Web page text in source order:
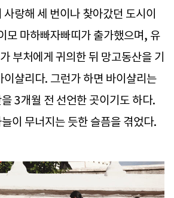
랑해 세 번이나 찾아갔던 도시이
모 마하빠자빠띠가 출가했으며, 유
부처에게 귀의한 뒤 망고동산을 기
이샬리다. 그런가 하면 바이샬리는
3개월 전 선언한 곳이기도 하다.
이 무너지는 듯한 슬픔을 겪었다.